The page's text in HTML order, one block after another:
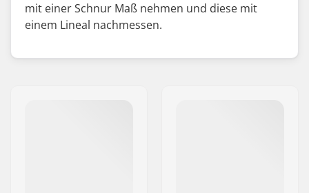
mit einer Schnur Maß nehmen und diese mit
einem Lineal nachmessen.